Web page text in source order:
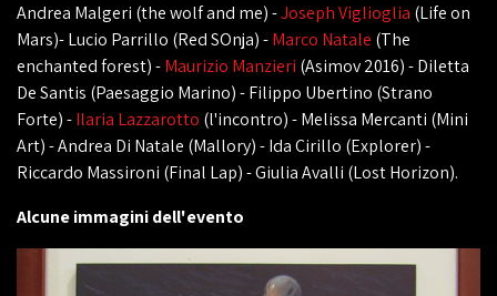
Andrea Malgeri (the wolf and me) -Joseph Viglioglia (Life on
Mars)- Lucio Parrillo (Red SOnja) -Marco Natale (The
enchanted forest) -Maurizio Manzieri (Asimov 2016) - Diletta
De Santis (Paesaggio Marino) - Filippo Ubertino (Strano
Forte) -Ilaria Lazzarotto (l'incontro) - Melissa Mercanti (Mini
Art) - Andrea Di Natale (Mallory) - Ida Cirillo (Explorer) -
Riccardo Massironi (Final Lap) - Giulia Avalli (Lost Horizon).
Alcune immagini dell'evento